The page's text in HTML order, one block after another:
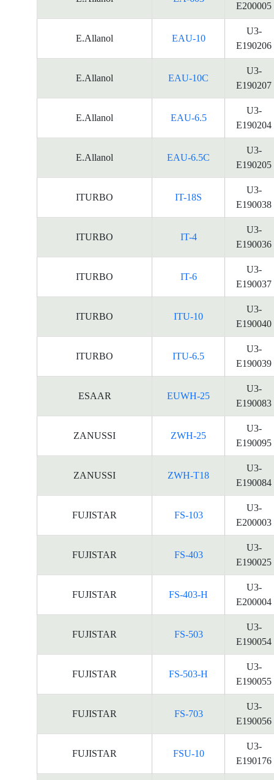
E200005
E.Allanol EAU-10
U3-
E190206
E.Allanol EAU-10C
U3-
E190207
E.Allanol EAU-6.5
U3-
E190204
E.Allanol EAU-6.5C
U3-
E190205
ITURBO IT-18S
U3-
E190038
ITURBO IT-4
U3-
E190036
ITURBO IT-6
U3-
E190037
ITURBO ITU-10
U3-
E190040
ITURBO ITU-6.5
U3-
E190039
ESAAR EUWH-25
U3-
E190083
ZANUSSI ZWH-25
U3-
E190095
ZANUSSI ZWH-T18
U3-
E190084
FUJISTAR FS-103
U3-
E200003
FUJISTAR FS-403
U3-
E190025
FUJISTAR FS-403-H
U3-
E200004
FUJISTAR FS-503
U3-
E190054
FUJISTAR FS-503-H
U3-
E190055
FUJISTAR FS-703
U3-
E190056
FUJISTAR FSU-10
U3-
E190176